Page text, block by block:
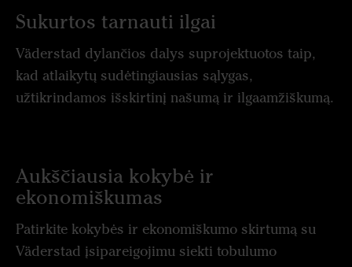
Sukurtos tarnauti ilgai
Väderstad dylančios dalys suprojektuotos taip,
kad atlaikytų sudėtingiausias sąlygas,
užtikrindamos išskirtinį našumą ir ilgaamžiškumą.
Aukščiausia kokybė ir
ekonomiškumas
Patirkite kokybės ir ekonomiškumo skirtumą su
Väderstad įsipareigojimu siekti tobulumo